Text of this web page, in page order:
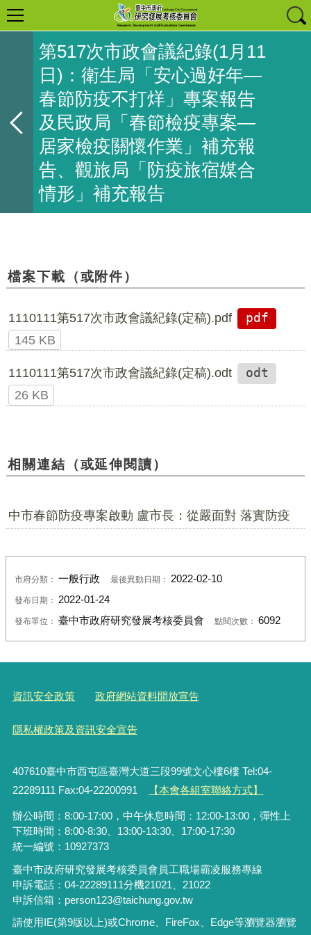
第517次市政會議紀錄(1月11
日)：衛生局「安心過好年—
春節防疫不打烊」專案報告
及民政局「春節檢疫專案—
居家檢疫關懷作業」補充報
告、觀旅局「防疫旅宿媒合
情形」補充報告
檔案下載（或附件）
1110111第517次市政會議紀錄(定稿).pdf
pdf
145 KB
1110111第517次市政會議紀錄(定稿).odt
odt
26 KB
相關連結（或延伸閱讀）
中市春節防疫專案啟動 盧市長：從嚴面對 落實防疫
市府分類： 一般行政 最後異動日期： 2022-02-10
發布日期： 2022-01-24
發布單位： 臺中市政府研究發展考核委員會 點閱次數： 6092
資訊安全政策 政府網站資料開放宣告
隱私權政策及資訊安全宣告
407610臺中市西屯區臺灣大道三段99號文心樓6樓 Tel:04-
22289111 Fax:04-22200991
【本會各組室聯絡方式】
辦公時間：8:00-17:00，中午休息時間：12:00-13:00，彈性上
下班時間：8:00-8:30、13:00-13:30、17:00-17:30
統一編號：10927373
臺中市政府研究發展考核委員會員工職場霸凌服務專線
申訴電話：04-22289111分機21021、21022
申訴信箱：person123@taichung.gov.tw
請使用IE(第9版以上)或Chrome、FireFox、Edge等瀏覽器瀏覽